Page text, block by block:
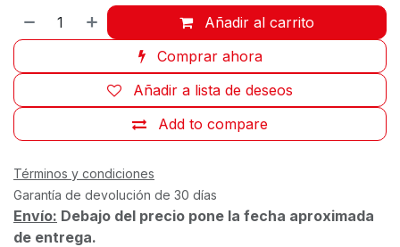
Añadir al carrito
Comprar ahora
Add to compare
Añadir a lista de deseos
Términos y condiciones
Garantía de devolución de 30 días
Envío: Debajo del precio pone la fecha aproximada
de entrega.